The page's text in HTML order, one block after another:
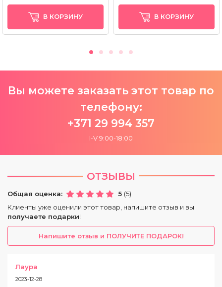
В КОРЗИНУ В КОРЗИНУ
Вы можете заказать этот товар по
телефону:
+371 29 994 357
I-V 9:00-18:00
ОТЗЫВЫ
Общая оценка: 5 (5)
Клиенты уже оценили этот товар, напишите отзыв и вы
получаете подарки!
Напишите отзыв и ПОЛУЧИТЕ ПОДАРОК!
Лаура
2023-12-28